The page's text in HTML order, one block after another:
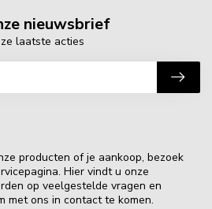
producten of je aankoop, bezoek
Hier vindt u onze
op veelgestelde vragen en
met ons in contact te komen.
nieuwsbrief
laatste acties